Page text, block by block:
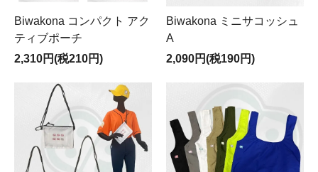
Biwakona コンパクト アク
ティブポーチ
2,310円(税210円)
Biwakona ミニサコッシュ
A
2,090円(税190円)